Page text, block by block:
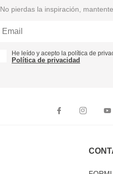
No pierdas la inspiración,
He leído y acepto la política de
Política de privacidad